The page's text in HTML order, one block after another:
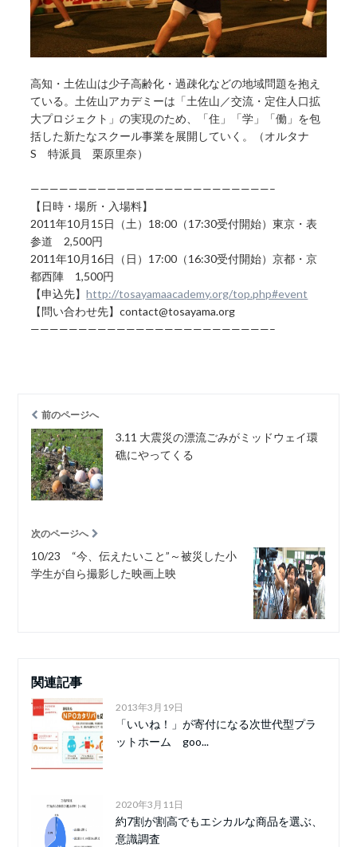
高知・土佐山は少子高齢化・過疎化などの地域問題を抱え
ている。土佐山アカデミーは「土佐山／交流・定住人口拡
大プロジェクト」の実現のため、「住」「学」「働」を包
括した新たなスクール事業を展開していく。（オルタナ
S 特派員 栗原里奈）
—————————————————————————–
【日時・場所・入場料】
2011年10月15日（土）18:00（17:30受付開始）東京・表
参道 2,500円
2011年10月16日（日）17:00（16:30受付開始）京都・京
都西陣 1,500円
【申込先】http://tosayamaacademy.org/top.php#event
【問い合わせ先】contact@tosayama.org
—————————————————————————–
前のページへ
3.11 大震災の漂流ごみがミッドウェイ環
礁にやってくる
次のページへ
10/23 “今、伝えたいこと”～被災した小
学生が自ら撮影した映画上映
関連記事
2013年3月19日
「いいね！」が寄付になる次世代型プラ
ットホーム goo...
2020年3月11日
約7割が割高でもエシカルな商品を選ぶ、
意識調査